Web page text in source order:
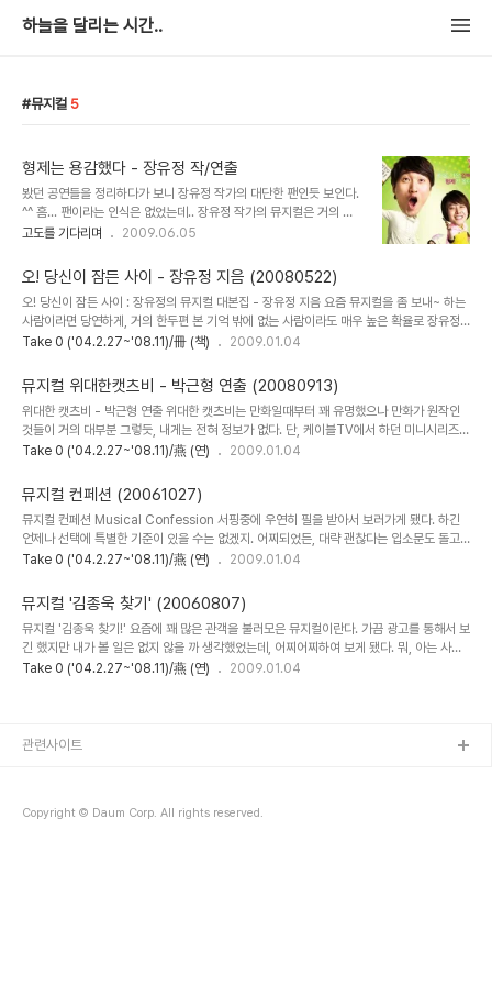
하늘을 달리는 시간..
뮤지컬 5
형제는 용감했다 - 장유정 작/연출
봤던 공연들을 정리하다가 보니 장유정 작가의 대단한 팬인듯 보인다.
^^ 흠... 팬이라는 인식은 없었는데.. 장유정 작가의 뮤지컬은 거의 다
본 셈이니 팬인지도 모르겠다. 형제는 용감했다는 뮤지컬로 만들어지
고 해야할까.. 그런게 있었다. 그렇지만 무대위의 형제는 용감했다는
대본과는 달랐다. 뮤지컬 특유의 재기발랄함, 화려함 등등.. 잘 짜여진
작품이었다. 역시 뮤지컬이나 희곡은 무대에서 봐야하는 걸까.. 아니
면, 아직은 내공이 부족하여 내가 모르는 걸까.. 간혹 대본으로도 무대
에서도 너무 좋은 작품들도 있는 데 말이다. 형제..는 모두 더블 캐스팅
욱군을 보러 ..
고도를 기다리며 2009.06.05
오! 당신이 잠든 사이 - 장유정 지음 (20080522)
오! 당신이 잠든 사이 : 장유정의 뮤지컬 대본집 - 장유정 지음 요즘 뮤지컬을 좀 보내~ 하는
사람이라면 당연하게, 거의 한두편 본 기억 밖에 없는 사람이라도 매우 높은 확율로 장유정
의 뮤지컬을 만나게 된다. 인지를 하든 못하든 간에... 그만큼 뮤지컬을 만드는 사람들중에 꽤
게 꼭 좋은 거냐.. 뭐 이런 식으로 딴지를 걸면 그건 나도 모르겠고...^^ 오! 당신이 잠든 사이
/ 멜로드라마 / 김종욱 찾기 / 형제는 용감했다. - 이렇게 4편의 대본이 수록됐다. 3개는 뮤
지컬, 하나는 희곡. 그러고보니 뮤지컬 대본은 뮤지컬 대본이라는 단어밖에 없나보다? 다른
용어가 있나... 흠.. 모르겠는데... ^^ 희곡..
Take 0 ('04.2.27~'08.11)/冊 (책) 2009.01.04
뮤지컬 위대한캣츠비 - 박근형 연출 (20080913)
위대한 캣츠비 - 박근형 연출 위대한 캣츠비는 만화일때부터 꽤 유명했으나 만화가 원작인
것들이 거의 대부분 그렇듯, 내게는 전혀 정보가 없다. 단, 케이블TV에서 하던 미니시리즈를
몇 회 본 적이 있었다는.. 별로 재미가 없어서 초기에 몇 회보고 말았다는.. 그 정도의 기억이
아 있어서 그런 것이 아닐까? 어렸을때 봤던 위대한 개츠비는 참 묘한 기분을 자아냈던 소설
이다. 주변의 꽤 많은 여자들이 좋아하던 소설이었는데, 내게는 이상하게 깊은 감흥은 없었
던... 뭐, 그 이유에 대해서 이야기를 하자면 그것만으로도 한참 떠들어야하겠지만... 사실 내
가 웃지도 울지도 못했던 이유에 대해서는 잘 알고 있으니 할말이 많기도 ..
Take 0 ('04.2.27~'08.11)/燕 (연) 2009.01.04
뮤지컬 컨페션 (20061027)
뮤지컬 컨페션 Musical Confession 서핑중에 우연히 필을 받아서 보러가게 됐다. 하긴
언제나 선택에 특별한 기준이 있을 수는 없겠지. 어찌되었든, 대략 괜찮다는 입소문도 돌고
하는 뮤지컬이었다. 많은 편수의 뮤지컬을 본 것은 아니지만 대충 감이 오기 시작했다. 어쩌
약간 그런 감도 없진 않다. 하지만 그동안 내가 궁금하던 것에 대한 답을 구할 수 있었기에 괜
찮은 공연이었다고 생각된다. 줄거리 자체는 조금 진부한 면이 없지 않으나 단점으로 보일
수 있는 것들을 무난히 피해갔다고 생각된다. 그것이 나름 좋은 평가를 받는 이유이기도 할
듯하다. 주현과 태연이 기차길 옆에서 부르는 노래는 단연 인상적이었다. ..
Take 0 ('04.2.27~'08.11)/燕 (연) 2009.01.04
뮤지컬 '김종욱 찾기' (20060807)
뮤지컬 '김종욱 찾기!' 요즘에 꽤 많은 관객을 불러모은 뮤지컬이란다. 가끔 광고를 통해서 보
긴 했지만 내가 볼 일은 없지 않을 까 생각했었는데, 어찌어찌하여 보게 됐다. 뭐, 아는 사람
이야 알겠지만 내가 한때는 뮤지컬이라면 고개를 설레설레 흔들었던 적이 있어서 소극장에
대로 보는 동안은 별 생각없이 즐겁게 즐길 수 있었다. (하하하, 별 생각없이 즐길 수 있다는
Take 0 ('04.2.27~'08.11)/燕 (연) 2009.01.04
Copyright © Daum Corp. All rights reserved.
관련사이트